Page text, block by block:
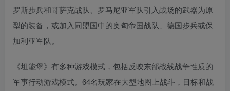
罗斯步兵和哥萨克战队、罗马尼亚军队引入战场的武器为原
型的装备，或加入同盟国中的奥匈帝国战队、德国步兵或保
加利亚军队。
《坦能堡》有多种游戏模式，包括反映东部战线战争性质的
军事行动游戏模式。64名玩家在大型地图上战斗，目标和战